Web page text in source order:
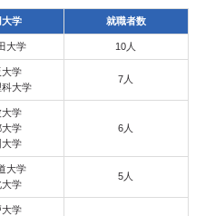
大学 就職者数
大学 10人
大学
大学
7人
大学
大学
大学
6人
大学
大学
5人
大学